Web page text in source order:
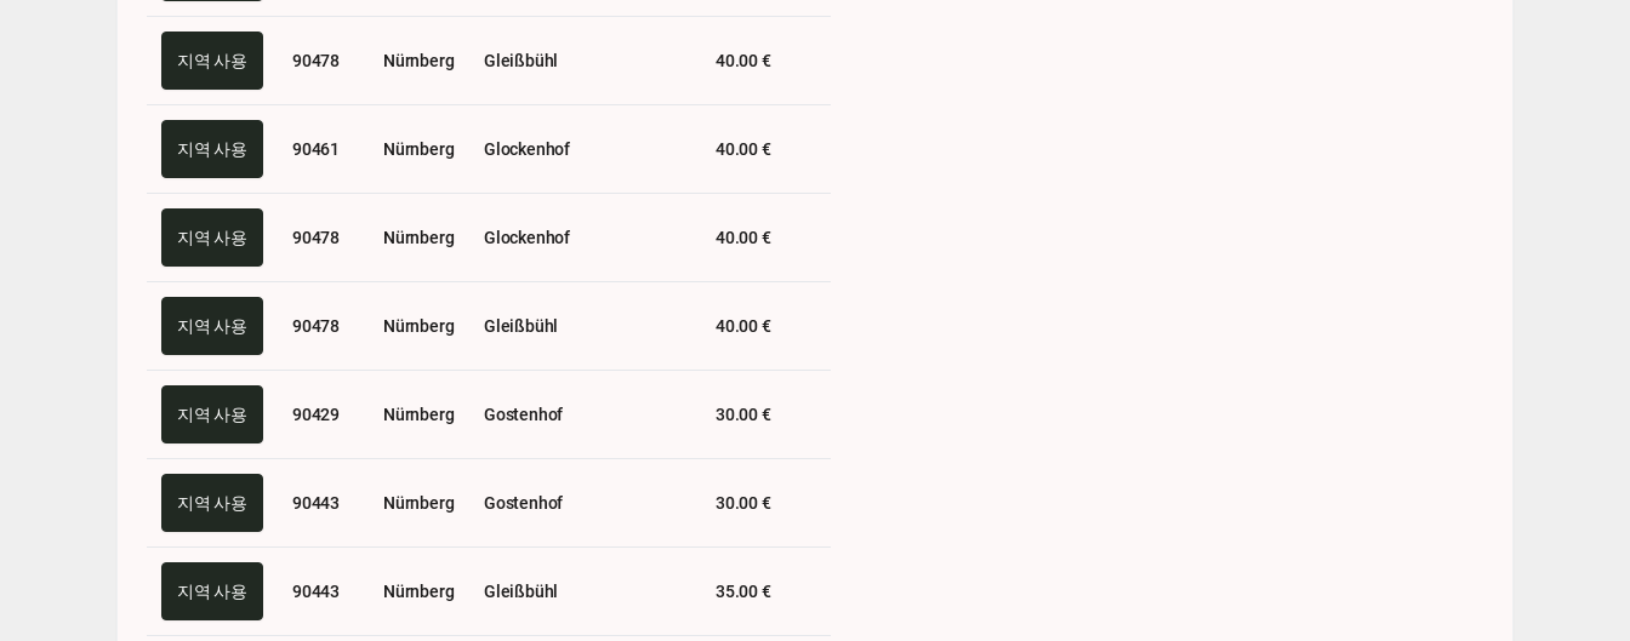
지역 사용 90478 Nürnberg Gleißbühl 40.00 €
지역 사용 90461 Nürnberg Glockenhof 40.00 €
지역 사용 90478 Nürnberg Glockenhof 40.00 €
지역 사용 90478 Nürnberg Gleißbühl 40.00 €
지역 사용 90429 Nürnberg Gostenhof 30.00 €
지역 사용 90443 Nürnberg Gostenhof 30.00 €
지역 사용 90443 Nürnberg Gleißbühl 35.00 €